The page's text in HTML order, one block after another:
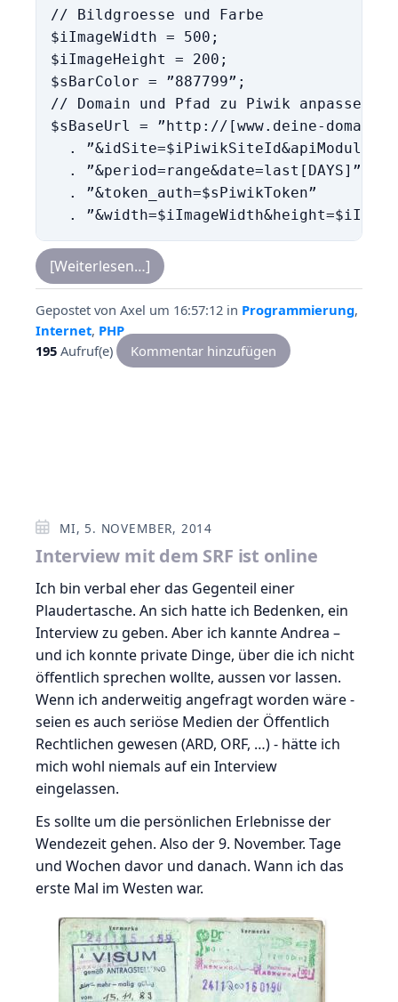
// Bildgroesse und Farbe
$iImageWidth = 500;
$iImageHeight = 200;
$sBarColor = ”887799”;
// Domain und Pfad zu Piwik anpassen
$sBaseUrl = ”http://[www.deine-
.
. ”&period=range&date=last[DAYS]”
. ”&token_auth=$sPiwikToken”
[Weiterlesen…]
Gepostet von Axel um 16:57:12 in Programmierung,
Internet, PHP
195 Aufruf(e) Kommentar hinzufügen
MI, 5. NOVEMBER, 2014
Interview mit dem SRF ist online
Ich bin verbal eher das Gegenteil einer
Plaudertasche. An sich hatte ich Bedenken, ein
Interview zu geben. Aber ich kannte Andrea –
und ich konnte private Dinge, über die ich nicht
öffentlich sprechen wollte, aussen vor lassen.
Wenn ich anderweitig angefragt worden wäre -
seien es auch seriöse Medien der Öffentlich
Rechtlichen gewesen (ARD, ORF, …) - hätte ich
mich wohl niemals auf ein Interview
eingelassen.
Es sollte um die persönlichen Erlebnisse der
Wendezeit gehen. Also der 9. November. Tage
und Wochen davor und danach. Wann ich das
erste Mal im Westen war.